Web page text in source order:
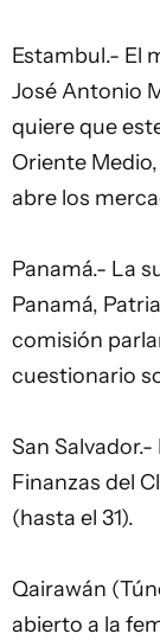
Estambul.- El
José Antonio
quiere que
Oriente
abre los
Panamá.- La
Panamá,
comisión
cuestionario
San
Finanzas del
(hasta el 31).
Qairawán
abierto a la